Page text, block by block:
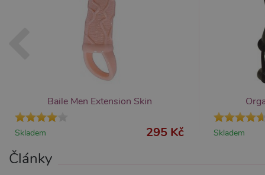
Baile Men Extension Skin
Skladem 295 Kč Skladem
Články